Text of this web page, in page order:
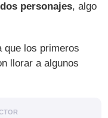
personajes, algo
que los primeros
llorar a algunos